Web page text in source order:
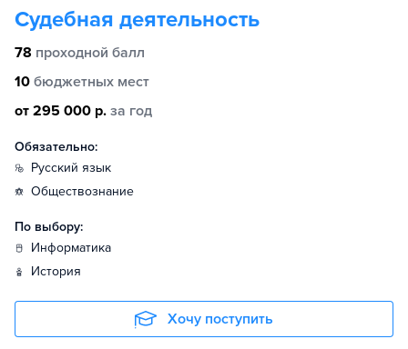
Судебная деятельность
78 проходной балл
10 бюджетных мест
от 295 000 р. за год
Обязательно:
русский язык
обществознание
По выбору:
информатика
история
Хочу поступить